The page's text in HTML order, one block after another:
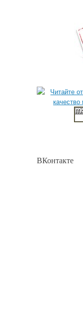
ВКонтакте